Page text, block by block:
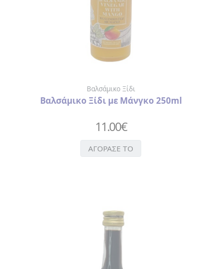
Βαλσάμικο Ξίδι
Βαλσάμικο Ξίδι με Μάνγκο 250ml
11.00€
ΑΓΟΡΑΣΕ ΤΟ